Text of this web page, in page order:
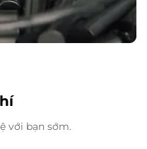
với bạn sớm.